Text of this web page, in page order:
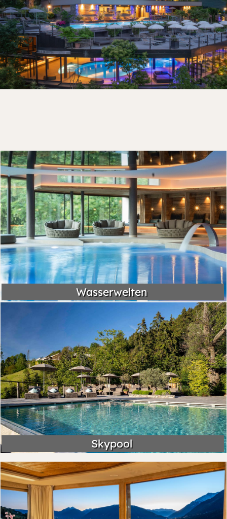
Wasserwelten
Skypool